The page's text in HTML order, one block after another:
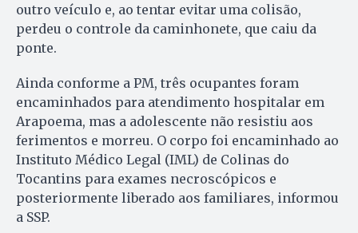
outro veículo e, ao tentar evitar uma colisão,
perdeu o controle da caminhonete, que caiu da
ponte.
Ainda conforme a PM, três ocupantes foram
encaminhados para atendimento hospitalar em
Arapoema, mas a adolescente não resistiu aos
ferimentos e morreu. O corpo foi encaminhado ao
Instituto Médico Legal (IML) de Colinas do
Tocantins para exames necroscópicos e
posteriormente liberado aos familiares, informou
a SSP.